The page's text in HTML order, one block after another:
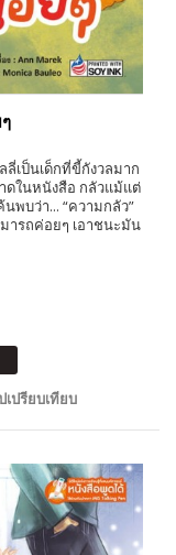
ลี่เป็นเด็กที่ขี้กังวลมาก
ดในหนังสือ กลัวแม้แต่
นพบว่า... “ความกลัว”
ารถค่อยๆ เอาชนะมัน
เปรียบเทียบ